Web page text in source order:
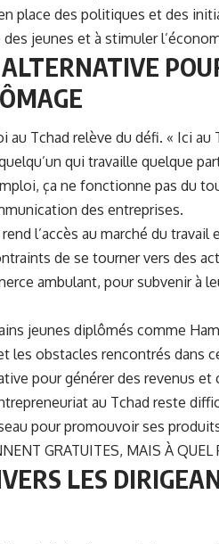
place des politiques et des
jeunes et à stimuler
Tchad relève du défi. « Ici au
qui travaille quelque
ça ne fonctionne pas du
des entreprises.
l’accès au marché du travail
de se tourner vers des
ambulant, pour subvenir à
jeunes diplômés comme
les obstacles rencontrés dans
pour générer des revenus et
au Tchad reste
pour promouvoir ses
GRATUITES, MAIS À QUEL
LES